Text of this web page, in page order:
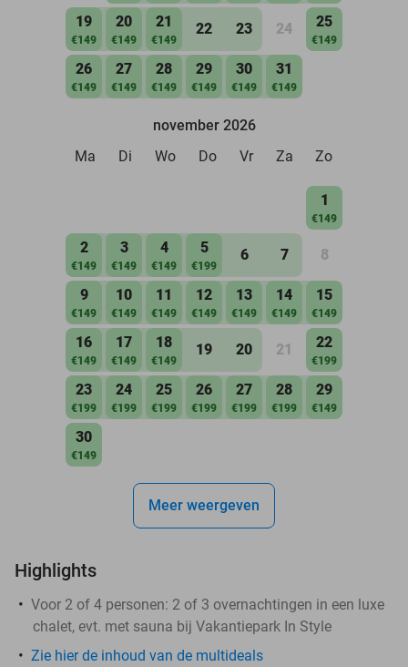
19
€149
20
€149
21
€149
22 23 24 25
€149
26
€149
27
€149
28
€149
29
€149
30
€149
31
€149
november 2026
Ma
Di Wo Do Vr Za Zo
1
€149
2
€149
3
€149
4
€149
5
€199
6 7 8
9
€149
10
€149
11
€149
12
€149
13
€149
14
€149
15
€149
16
€149
17
€149
18
€149
19 20 21 22
€199
23
€199
24
€199
25
€199
26
€199
27
€199
28
€199
29
€149
30
€149
Meer weergeven
Highlights
Voor 2 of 4 personen: 2 of 3 overnachtingen in een luxe
chalet, evt. met sauna bij Vakantiepark In Style
Zie hier de inhoud van de multideals